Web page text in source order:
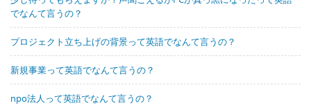
でなんて言うの？
プロジェクト立ち上げの背景って英語でなんて言うの？
新規事業って英語でなんて言うの？
npo法人って英語でなんて言うの？